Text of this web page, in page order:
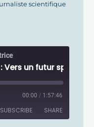
scientifique
00:00 / 1:57:46
SUBSCRIBE SHARE